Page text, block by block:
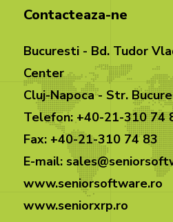
Contacteaza-ne
Bucuresti - Bd. Tudor
Center
Cluj-Napoca - Str.
Telefon: +40-21-310 74
Fax: +40-21-310 74 83
E-mail:
www.seniorsoftware.ro
www.seniorxrp.ro